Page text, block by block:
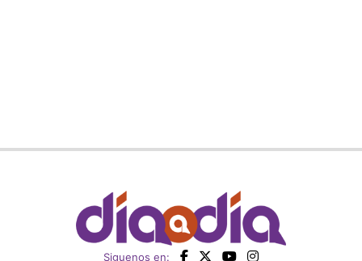
Siguenos en: